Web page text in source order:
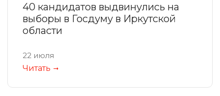
40 кандидатов выдвинулись на
выборы в Госдуму в Иркутской
области
22 июля
Читать